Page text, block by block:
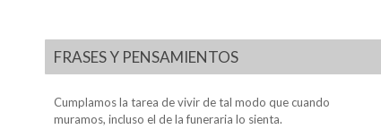
FRASES Y PENSAMIENTOS
Cumplamos la tarea de vivir de tal modo que cuando
muramos, incluso el de la funeraria lo sienta.